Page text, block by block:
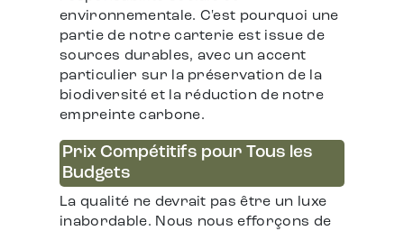
environnementale. C'est pourquoi une
partie de notre carterie est issue de
sources durables, avec un accent
particulier sur la préservation de la
biodiversité et la réduction de notre
empreinte carbone.
Prix Compétitifs pour Tous les
Budgets
La qualité ne devrait pas être un luxe
inabordable. Nous nous efforçons de